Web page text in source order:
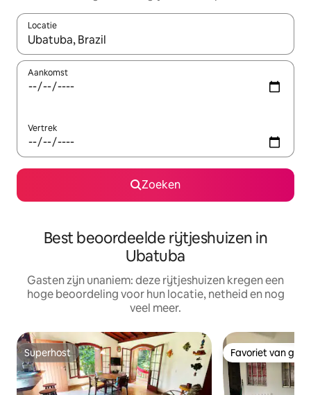
Locatie
Wanneer er suggesties beschikbaar zijn, maak je een keuze
Aankomst
Vertrek
Zoeken
Best beoordeelde rijtjeshuizen in
Ubatuba
Gasten zijn unaniem: deze rijtjeshuizen kregen een
hoge beoordeling voor hun locatie, netheid en nog
veel meer.
Superhost
Superhost Favoriet van
Favoriet van